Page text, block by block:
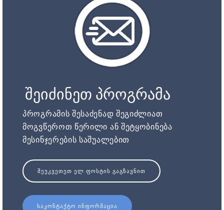
შეიძინეთ პროგრამა
პროგრამის შესაძენად შეგიძლიათ
მოგვწეროთ წერილი ან შეტყობინება
მესინჯერების საშუალებით
ᲨᲔᲣᲙᲕᲔᲗᲔᲗ ᲔᲚ.ᲤᲝᲡᲢᲘᲡ ᲒᲐᲒᲖᲐᲕᲜᲘᲗ
ᲡᲐᲙᲝᲜᲢᲐᲥᲢᲝ ᲘᲜᲤᲝᲠᲛᲐᲪᲘᲐ